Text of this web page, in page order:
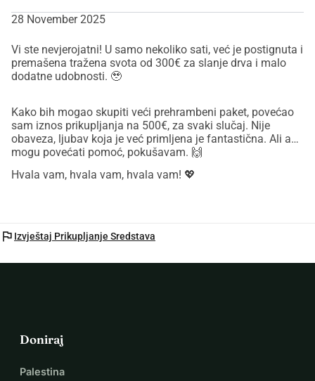
28 November 2025
Vi ste nevjerojatni! U samo nekoliko sati, već je postignuta i
premašena tražena svota od 300€ za slanje drva i malo
dodatne udobnosti. 🥹
Kako bih mogao skupiti veći prehrambeni paket, povećao
sam iznos prikupljanja na 500€, za svaki slučaj. Nije
obaveza, ljubav koja je već primljena je fantastična. Ali ako
mogu povećati pomoć, pokušavam. 🙌
Hvala vam, hvala vam, hvala vam! 💖
flag Izvještaj Prikupljanje Sredstava
Doniraj
Palestina